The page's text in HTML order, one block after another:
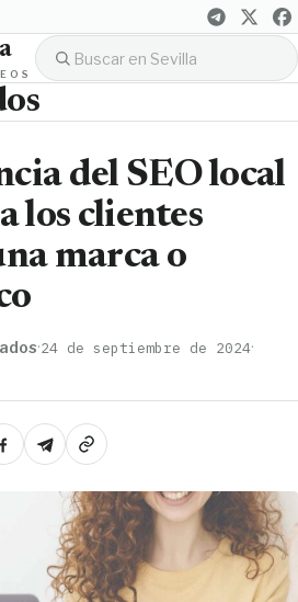
del SEO local
los clientes
marca o
·24 de septiembre de 2024·